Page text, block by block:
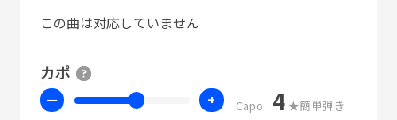
この曲は対応していません
カポ
ー + Capo 4 ★簡単弾き